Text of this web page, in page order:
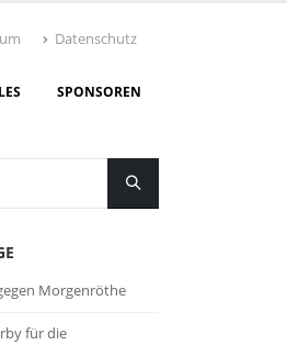
Datenschutz
SPONSOREN
Morgenröthe
für die